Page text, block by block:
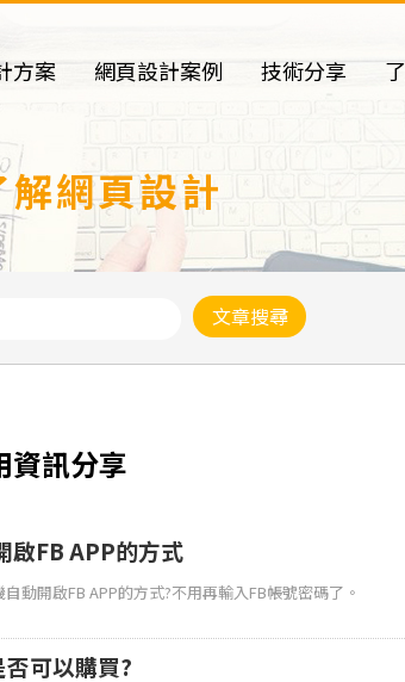
方案 網頁設計案例 技術分享
解網頁設計
文章搜尋
資訊分享
啟FB APP的方式
動開啟FB APP的方式?不用再輸入FB帳號密碼了。
可以購買?